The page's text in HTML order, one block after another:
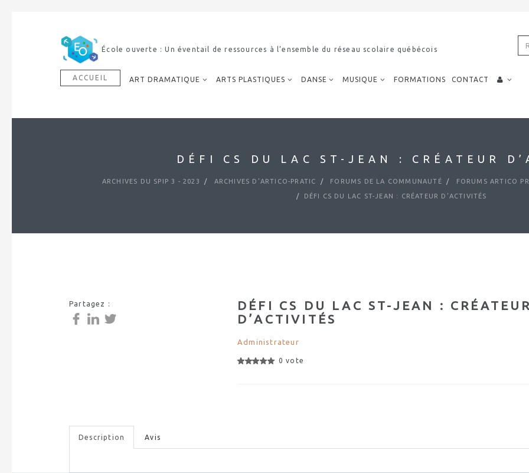
École ouverte : Un éventail de ressources à l’ensemble du réseau scolaire québécois
ACCUEIL ART DRAMATIQUE ARTS PLASTIQUES DANSE MUSIQUE FORMATIONS CONTACT
DÉFI CS DU LAC ST-JEAN : CRÉATEUR
ARCHIVES DU SPIP 3 - 2023 ARCHIVES D’ARTICO-PRATIC FORUMS DE LA COMMUNAUTÉ FORUMS ARTICO
DÉFI CS DU LAC ST-JEAN : CRÉATEUR D’ACTIVITÉS
Partagez :
DÉFI CS DU LAC ST-JEAN :
D’ACTIVITÉS
Administrateur
0 vote
Description Avis